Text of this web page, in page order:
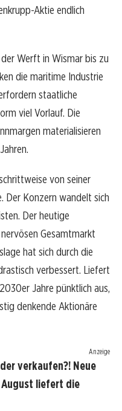
Aktie endlich
Werft in Wismar bis zu
die maritime Industrie
staatliche
viel Vorlauf. Die
materialisieren
von seiner
Der Konzern wandelt sich
Der heutige
Gesamtmarkt
hat sich durch die
verbessert. Liefert
Jahre pünktlich aus,
denkende Aktionäre
Anzeige
verkaufen?! Neue
liefert die